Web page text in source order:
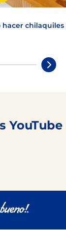
hacer chilaquiles
YouTube